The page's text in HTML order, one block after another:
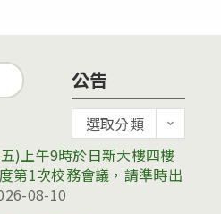
公告
告
選取分類
)上午9時於日新大樓四樓
第1次校務會議，請準時出
08-10